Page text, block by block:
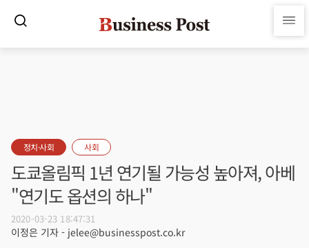
정치·사회 사회
도쿄올림픽 1년 연기될 가능성 높아져, 아베
"연기도 옵션의 하나"
2020-03-23 18:47:31
이정은 기자 - jelee@businesspost.co.kr